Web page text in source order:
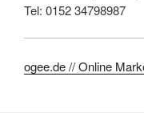
Tel: 0152 34798987‬
ogee.de // Online